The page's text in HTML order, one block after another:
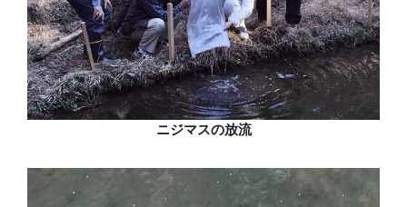
ニジマスの放流